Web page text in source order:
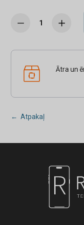
Ātra un
← Atpakaļ